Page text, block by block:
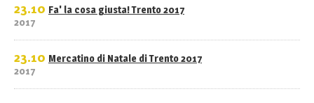
23.10
2017
Fa' la cosa giusta! Trento 2017
23.10
2017
Mercatino di Natale di Trento 2017